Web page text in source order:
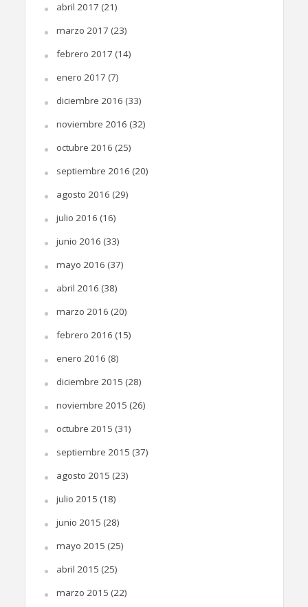
abril 2017 (21)
marzo 2017 (23)
febrero 2017 (14)
enero 2017 (7)
diciembre 2016 (33)
noviembre 2016 (32)
octubre 2016 (25)
septiembre 2016 (20)
agosto 2016 (29)
julio 2016 (16)
junio 2016 (33)
mayo 2016 (37)
abril 2016 (38)
marzo 2016 (20)
febrero 2016 (15)
enero 2016 (8)
diciembre 2015 (28)
noviembre 2015 (26)
octubre 2015 (31)
septiembre 2015 (37)
agosto 2015 (23)
julio 2015 (18)
junio 2015 (28)
mayo 2015 (25)
abril 2015 (25)
marzo 2015 (22)